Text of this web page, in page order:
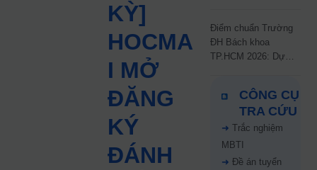
KỲ]
HOCMA
I MỞ
ĐĂNG
KÝ
ĐÁNH
Điểm chuẩn Trường
ĐH Bách khoa
TP.HCM 2026: Dự
67%
CÔNG CỤ
TRA CỨU
➜ Trắc nghiệm
MBTI
➜ Đề án tuyển